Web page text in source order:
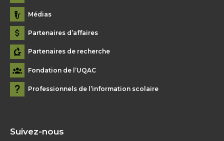
Médias
Partenaires d’affaires
Partenaires de recherche
Fondation de l’UQAC
Professionnels de l’information scolaire
Suivez-nous